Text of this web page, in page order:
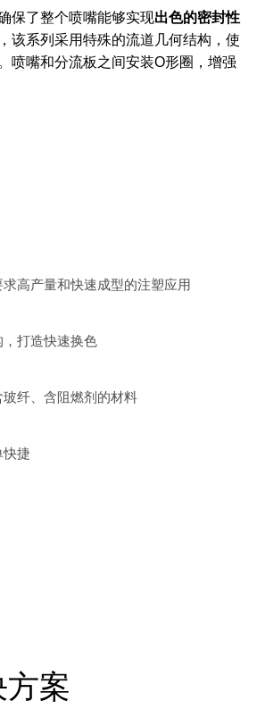
保了整个喷嘴能够实现出色的密封性
该系列采用特殊的流道几何结构，使
喷嘴和分流板之间安装O形圈，增强
高产量和快速成型的注塑应用
，打造快速换色
玻纤、含阻燃剂的材料
快捷
案